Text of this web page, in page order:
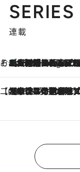
SERIES
連載
そおだよおこの関西おいしい、おやつ紀行6 Hours Ago
［大阪府箕面市］一皿一皿目の前で仕上げられる、料理を巧みに組み込んだアシェットデセールコース「ミチル アシェット デセール（Michiru
【CREA×星野リゾート】唯一無二。癒しと発
2026.8.7
【トンボの足水浴】ヒノキの香りに包まれて涼感マックス！約13℃の湧水かけ流しを避暑地「